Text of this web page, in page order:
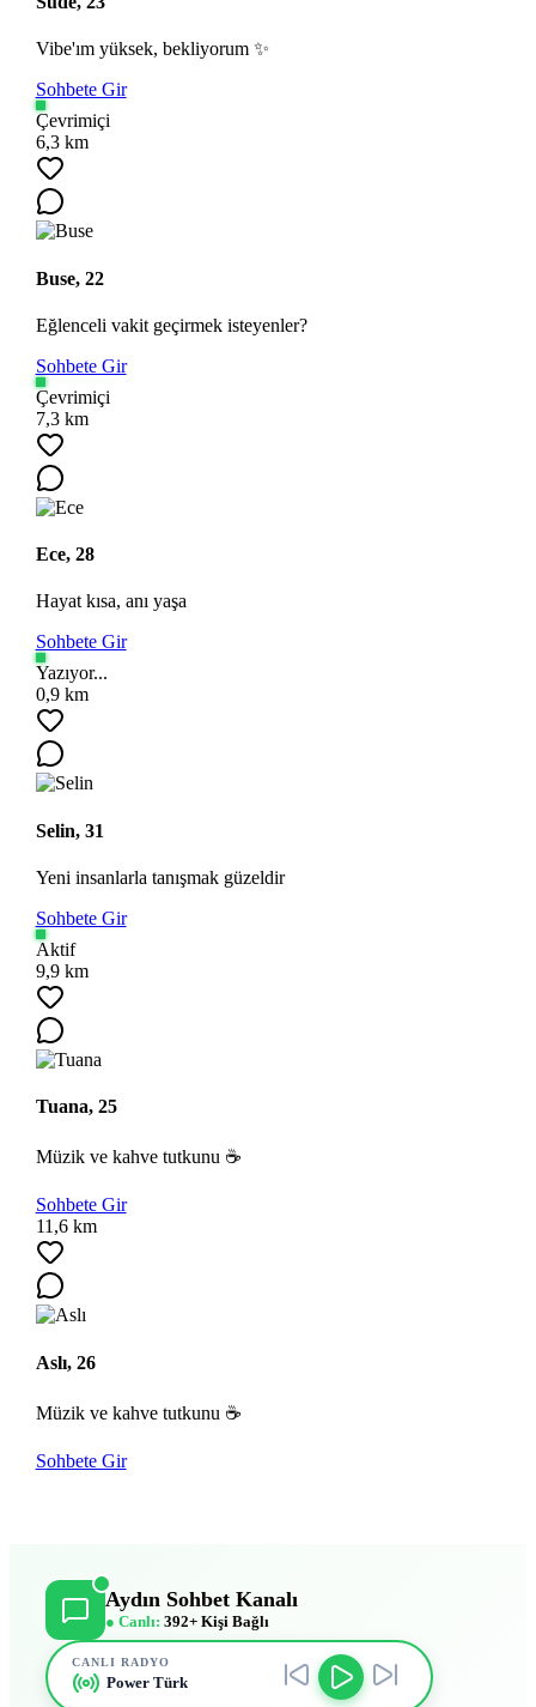
Vibe'ım yüksek, bekliyorum ✨
Sohbete Gir
Çevrimiçi
6,3 km
Buse, 22
Eğlenceli vakit geçirmek isteyenler?
Sohbete Gir
Çevrimiçi
7,3 km
Ece, 28
Hayat kısa, anı yaşa
Sohbete Gir
Yazıyor...
0,9 km
Selin, 31
Yeni insanlarla tanışmak güzeldir
Sohbete Gir
Aktif
9,9 km
Tuana, 25
Müzik ve kahve tutkunu ☕
Sohbete Gir
11,6 km
Aslı, 26
Müzik ve kahve tutkunu ☕
Sohbete Gir
Aydın Sohbet Kanalı
● Canlı: 392+ Kişi Bağlı
CANLI RADYO
Power Türk